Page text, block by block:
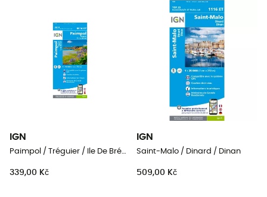
IGN
Paimpol / Tréguier / Ile De Bréhat
339,00 Kč
IGN
Saint-Malo / Dinard / Dinan
509,00 Kč